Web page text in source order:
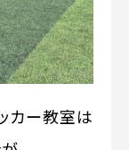
カー教室は